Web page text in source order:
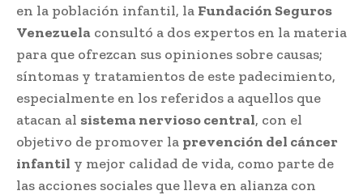
en la población infantil, la Fundación Seguros
Venezuela consultó a dos expertos en la materia
para que ofrezcan sus opiniones sobre causas;
síntomas y tratamientos de este padecimiento,
especialmente en los referidos a aquellos que
atacan al sistema nervioso central, con el
objetivo de promover la prevención del cáncer
infantil y mejor calidad de vida, como parte de
las acciones sociales que lleva en alianza con